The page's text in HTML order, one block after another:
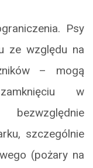
Psy
ze względu na
– mogą
w
szczególnie
(pożary na